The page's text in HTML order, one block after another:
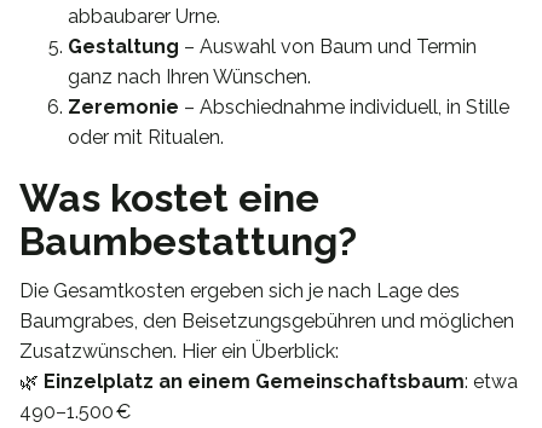
abbaubarer Urne.
Gestaltung – Auswahl von Baum und Termin
ganz nach Ihren Wünschen.
Zeremonie – Abschiednahme individuell, in Stille
oder mit Ritualen.
Was kostet eine
Baumbestattung?
Die Gesamtkosten ergeben sich je nach Lage des
Baumgrabes, den Beisetzungsgebühren und möglichen
Zusatzwünschen. Hier ein Überblick:
🌿 Einzelplatz an einem Gemeinschaftsbaum: etwa
490–1.500 €